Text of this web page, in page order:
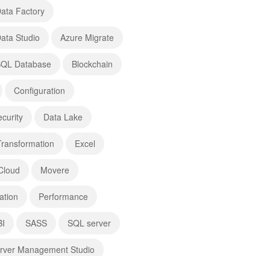
Factory
Studio Azure Migrate
Database Blockchain
Configuration
Data Lake
Excel
Movere
Performance
SASS SQL server
Management Studio